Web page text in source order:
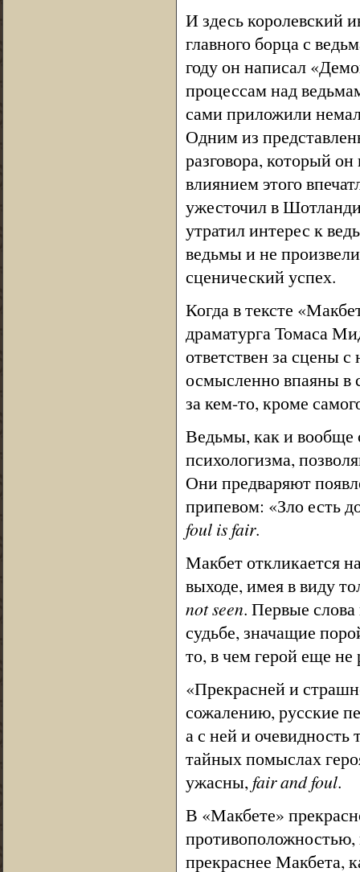
И здесь королевский
главного борца с
году он написал
процессам над
сами приложили
Одним из
разговора, который
влиянием этого
ужесточил в
утратил интерес к
ведьмы и не
сценический успех.
Когда в тексте
драматурга Томаса
ответствен за сцены
осмысленно впаяны в
за кем-то, кроме
Ведьмы, как и вообще
психологизма,
Они предваряют
припевом: «Зло есть
foul is fair.
Макбет откликается
выходе, имея в виду
not seen. Первые
судьбе, значащие
то, в чем герой еще не
«Прекрасней и
сожалению, русские
а с ней и очевидность
тайных помыслах
ужасны,fair and foul.
В «Макбете»
противоположностью,
прекраснее Макбета,